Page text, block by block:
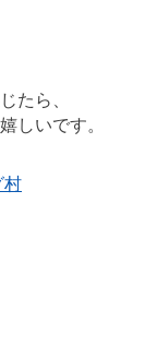
たら、
しいです。
村